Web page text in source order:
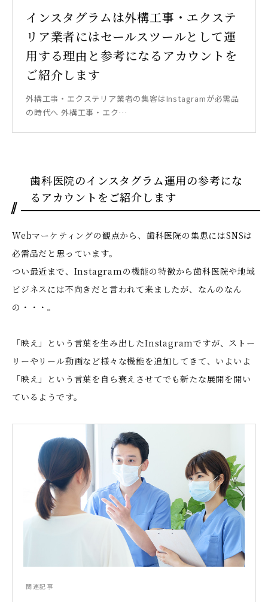
インスタグラムは外構工事・エクステ
リア業者にはセールスツールとして運
用する理由と参考になるアカウントを
ご紹介します
外構工事・エクステリア業者の集客はInstagramが必需品
の時代へ 外構工事・エク…
歯科医院のインスタグラム運用の参考にな
るアカウントをご紹介します
Webマーケティングの観点から、歯科医院の集患にはSNSは
必需品だと思っています。
つい最近まで、Instagramの機能の特徴から歯科医院や地域
ビジネスには不向きだと言われて来ましたが、なんのなん
の・・・。
「映え」という言葉を生み出したInstagramですが、ストー
リーやリール動画など様々な機能を追加してきて、いよいよ
「映え」という言葉を自ら衰えさせてでも新たな展開を開い
ているようです。
関連記事